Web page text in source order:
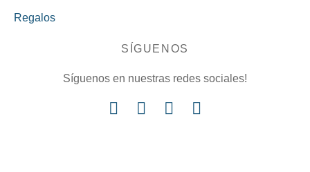
Regalos
SÍGUENOS
Síguenos en nuestras redes sociales!